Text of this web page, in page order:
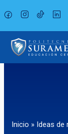
al
contenido
Inicio » Ideas de